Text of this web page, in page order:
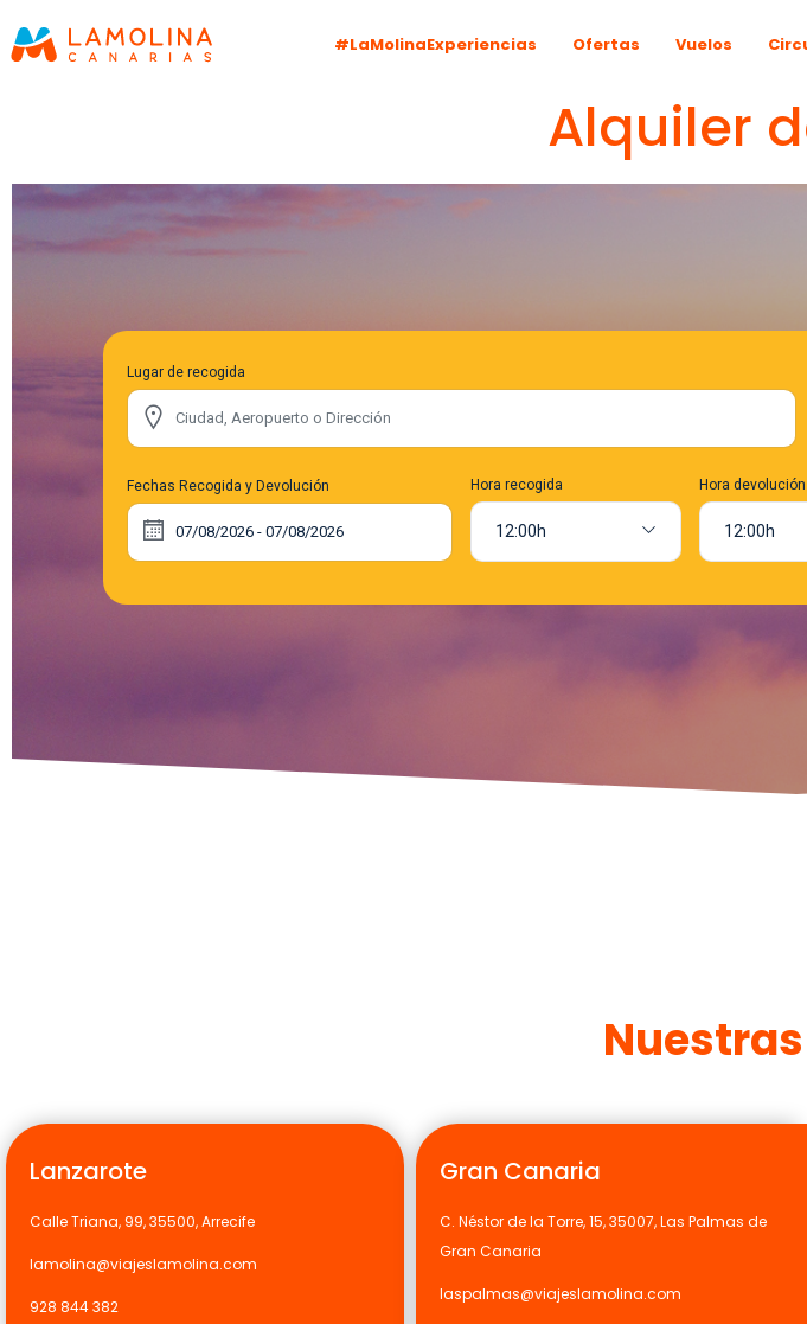
#LaMolinaExperiencias Ofertas Vuelos
Alquiler
Lanzarote
Calle Triana, 99, 35500, Arrecife
lamolina@viajeslamolina.com
928 844 382
Gran Canaria
C. Néstor de la Torre, 15, 35007, Las Palmas de
Gran Canaria
laspalmas@viajeslamolina.com